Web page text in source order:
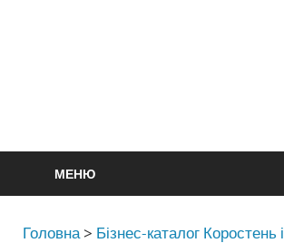
МЕНЮ
Головна > Бізнес-каталог Коростень і